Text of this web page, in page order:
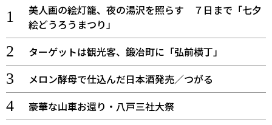
美人画の絵灯籠、夜の湯沢を照らす ７日まで「七夕
絵どうろうまつり」
ターゲットは観光客、鍛冶町に「弘前横丁」
メロン酵母で仕込んだ日本酒発売／つがる
豪華な山車お還り・八戸三社大祭